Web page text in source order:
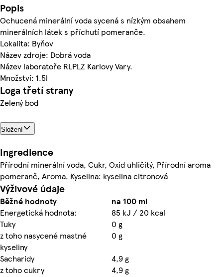
Popis
Ochucená minerální voda sycená s nízkým obsahem
minerálních látek s příchutí pomeranče.
Lokalita: Byňov
Název zdroje: Dobrá voda
Název laboratoře RLPLZ Karlovy Vary.
Množství: 1.5l
Loga třetí strany
Zelený bod
Složení
Ingredience
Přírodní minerální voda, Cukr, Oxid uhličitý, Přírodní aroma
pomeranč, Aroma, Kyselina: kyselina citronová
Výživové údaje
Běžné hodnoty
na 100 ml
Energetická hodnota:
85 kJ / 20 kcal
Tuky
0 g
z toho nasycené mastné
kyseliny
0 g
Sacharidy
4,9 g
z toho cukry
4,9 g